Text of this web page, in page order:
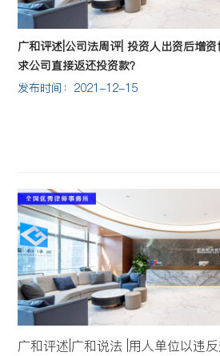
广和评述|公司法周评| 投资人出资后增
求公司直接返还投资款？
发布时间：2021-12-15